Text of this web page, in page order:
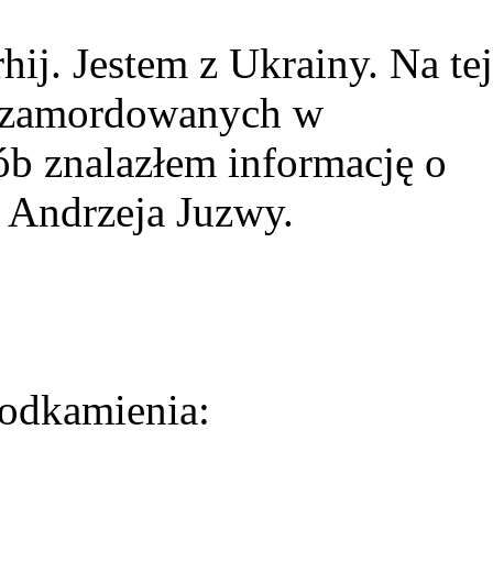
Jestem z Ukrainy. Na tej
w
znalazłem informację o
Juzwy.